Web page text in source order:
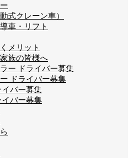
式クレーン車）
車・リフト
メリット
族の皆様へ
ー ドライバー募集
ドライバー募集
バー募集
バー募集